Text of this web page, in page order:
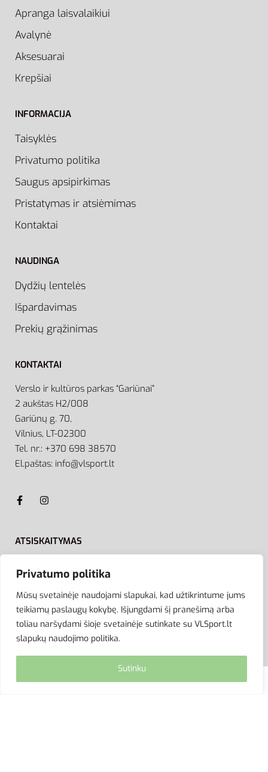
Privatumo politika
Mūsų svetainėje naudojami slapukai, kad užtikrintume jums
teikiamų paslaugų kokybę. Išjungdami šį pranešimą arba
toliau naršydami šioje svetainėje sutinkate su VLSport.lt
slapukų naudojimo politika.
Sutinku
Apranga laisvalaikiui
Avalynė
Aksesuarai
Krepšiai
INFORMACIJA
Taisyklės
Privatumo politika
Saugus apsipirkimas
Pristatymas ir atsiėmimas
Kontaktai
NAUDINGA
Dydžių lentelės
Išpardavimas
Prekių grąžinimas
KONTAKTAI
Verslo ir kultūros parkas “Gariūnai”
2 aukštas H2/008
Gariūnų g. 70,
Vilnius, LT-02300
Tel. nr.: +370 698 38570
El.paštas: info@vlsport.lt
ATSISKAITYMAS